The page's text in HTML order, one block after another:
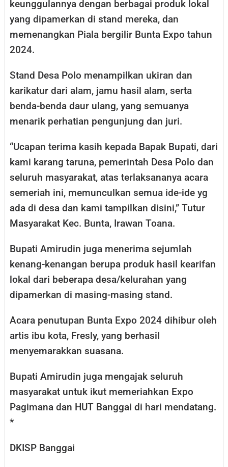
keunggulannya dengan berbagai produk lokal
yang dipamerkan di stand mereka, dan
memenangkan Piala bergilir Bunta Expo tahun
2024.
Stand Desa Polo menampilkan ukiran dan
karikatur dari alam, jamu hasil alam, serta
benda-benda daur ulang, yang semuanya
menarik perhatian pengunjung dan juri.
“Ucapan terima kasih kepada Bapak Bupati, dari
kami karang taruna, pemerintah Desa Polo dan
seluruh masyarakat, atas terlaksananya acara
semeriah ini, memunculkan semua ide-ide yg
ada di desa dan kami tampilkan disini,” Tutur
Masyarakat Kec. Bunta, Irawan Toana.
Bupati Amirudin juga menerima sejumlah
kenang-kenangan berupa produk hasil kearifan
lokal dari beberapa desa/kelurahan yang
dipamerkan di masing-masing stand.
Acara penutupan Bunta Expo 2024 dihibur oleh
artis ibu kota, Fresly, yang berhasil
menyemarakkan suasana.
Bupati Amirudin juga mengajak seluruh
masyarakat untuk ikut memeriahkan Expo
Pagimana dan HUT Banggai di hari mendatang.
*
DKISP Banggai